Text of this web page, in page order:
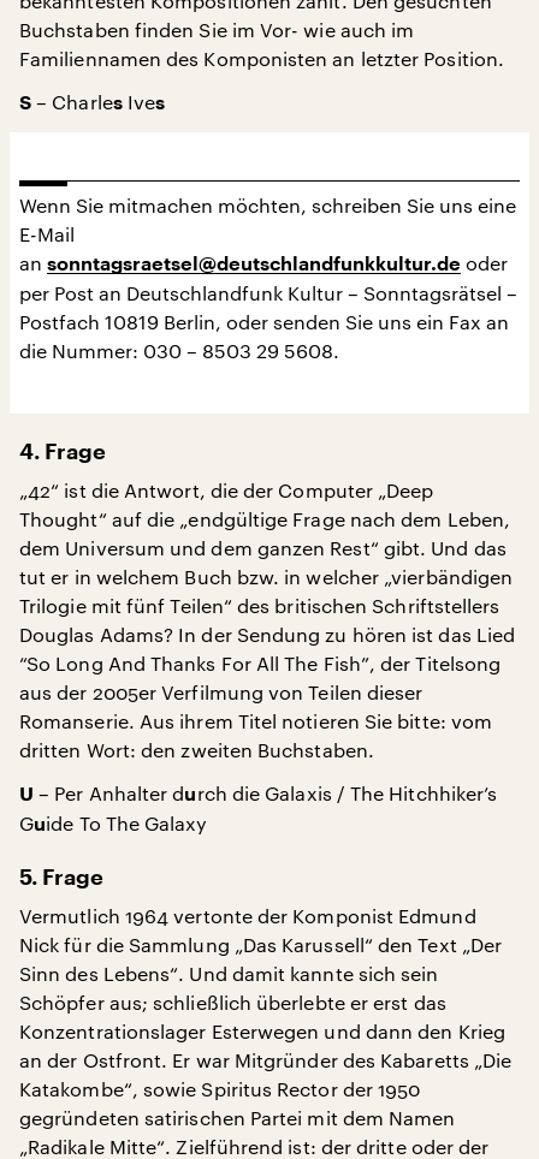
Buchstaben finden Sie im Vor- wie auch im
Familiennamen des Komponisten an letzter Position.
S – CharlesIves
Wenn Sie mitmachen möchten, schreiben Sie uns eine
E-Mail
an sonntagsraetsel@deutschlandfunkkultur.de oder
per Post an Deutschlandfunk Kultur – Sonntagsrätsel –
Postfach 10819 Berlin, oder senden Sie uns ein Fax an
die Nummer: 030 – 8503 29 5608.
4. Frage
„42“ ist die Antwort, die der Computer „Deep
Thought“ auf die „endgültige Frage nach dem Leben,
dem Universum und dem ganzen Rest“ gibt. Und das
tut er in welchem Buch bzw. in welcher „vierbändigen
Trilogie mit fünf Teilen“ des britischen Schriftstellers
Douglas Adams? In der Sendung zu hören ist das Lied
“So Long And Thanks For All The Fish”, der Titelsong
aus der 2005er Verfilmung von Teilen dieser
Romanserie. Aus ihrem Titel notieren Sie bitte: vom
dritten Wort: den zweiten Buchstaben.
U– Per Anhalter durch die Galaxis / The Hitchhiker’s
Guide To The Galaxy
5. Frage
Vermutlich 1964 vertonte der Komponist Edmund
Nick für die Sammlung „Das Karussell“ den Text „Der
Sinn des Lebens“. Und damit kannte sich sein
Schöpfer aus; schließlich überlebte er erst das
Konzentrationslager Esterwegen und dann den Krieg
an der Ostfront. Er war Mitgründer des Kabaretts „Die
Katakombe“, sowie Spiritus Rector der 1950
gegründeten satirischen Partei mit dem Namen
„Radikale Mitte“. Zielführend ist: der dritte oder der